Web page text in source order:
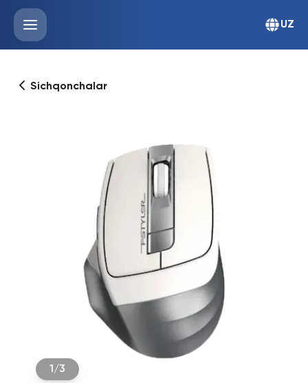
UZ
Sichqonchalar
1 /3